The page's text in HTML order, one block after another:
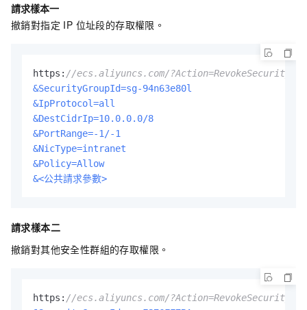
請求樣本一
撤銷對指定 IP 位址段的存取權限。
https: //ecs.aliyuncs.com/
&SecurityGroupId=sg-94n63e80l
&IpProtocol=all
&DestCidrIp=10.0.0.0/8
&PortRange=-1/-1
&NicType=intranet
&Policy=Allow
&<公共請求參數>
請求樣本二
撤銷對其他安全性群組的存取權限。
https: //ecs.aliyuncs.com/